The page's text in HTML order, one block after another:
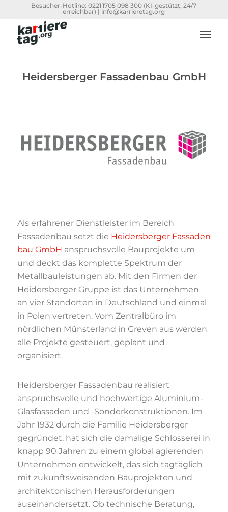
Besucher-Hotline:0221 1705 098 300 (KI-gestützt, 24/7
erreichbar) | info@karrieretag.org
Heidersberger Fassadenbau GmbH
Als erfahrener Dienstleister im Bereich
Fassadenbau setzt die Heidersberger Fassaden
bau GmbH anspruchsvolle Bauprojekte um
und deckt das komplette Spektrum der
Metallbauleistungen ab. Mit den Firmen der
Heidersberger Gruppe ist das Unternehmen
an vier Standorten in Deutschland und einmal
in Polen vertreten. Vom Zentralbüro im
nördlichen Münsterland in Greven aus werden
alle Projekte gesteuert, geplant und
organisiert.
Heidersberger Fassadenbau realisiert
anspruchsvolle und hochwertige Aluminium-
Glasfassaden und -Sonderkonstruktionen. Im
Jahr 1932 durch die Familie Heidersberger
gegründet, hat sich die damalige Schlosserei in
knapp 90 Jahren zu einem global agierenden
Unternehmen entwickelt, das sich tagtäglich
mit zukunftsweisenden Bauprojekten und
architektonischen Herausforderungen
auseinandersetzt. Ob technische Beratung,